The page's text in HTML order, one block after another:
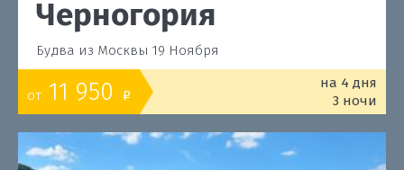
Черногория
Будва из Москвы 19 Ноября
от 11 950 o
на 4 дня
3 ночи